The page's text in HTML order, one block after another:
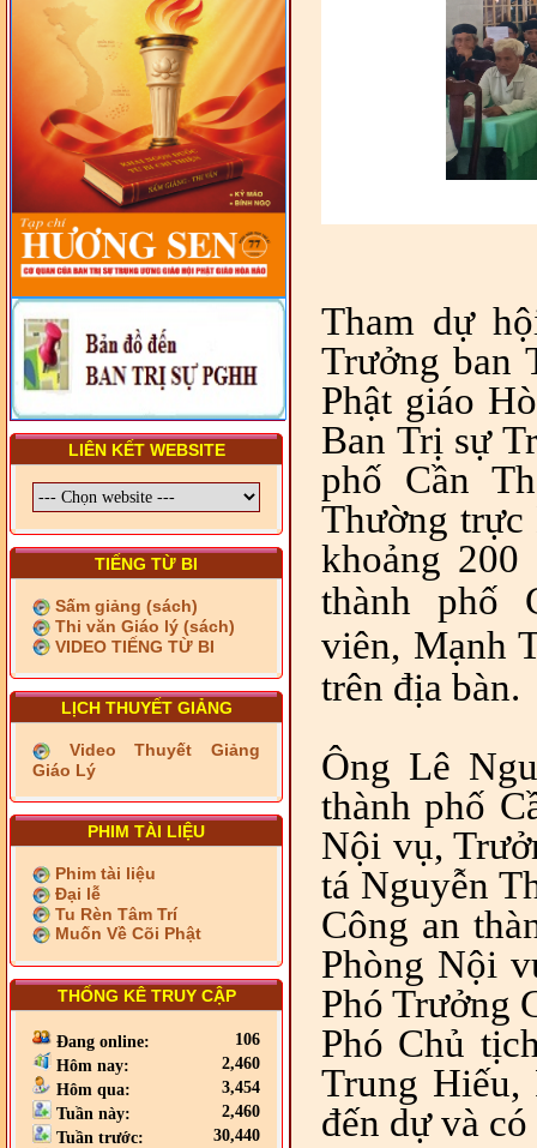
- LỚP TẬP HUẤN LỊCH SỬ,
PHÁP LUẬT VIỆT NAM VÀ
HIẾN CHƯƠNG GIÁO HỘI
PGHH NHIỆM KỲ VI (2024-
2029) CHO TRỊ SỰ VIÊN
TRUNG ƯƠNG, BAN ĐẠI
DIỆN TỈNH VÀ GIÁO LÝ
VIÊN - CHUYÊN ĐỀ: SỰ RA
ĐỜI, BẢN CHẤT, CHỨC
NĂNG VÀ HÌNH THỨC CỦA
NƯỚC CHXHCN VIỆT NAM
LIÊN KẾT WEBSITE
TIẾNG TỪ BI
Sấm giảng (sách)
Thi văn Giáo lý (sách)
VIDEO TIẾNG TỪ BI
LỊCH THUYẾT GIẢNG
Video Thuyết Giảng
Giáo Lý
PHIM TÀI LIỆU
Phim tài liệu
Đại lễ
Tu Rèn Tâm Trí
Muốn Về Cõi Phật
THỐNG KÊ TRUY CẬP
Đang online:
106
Hôm nay:
2,460
Hôm qua:
3,454
Tuần này:
2,460
Tuần trước:
30,440
Tham dự
Trưởng ban
Phật giáo
Ban Trị sự
phố Cần
Thường trực
khoảng
thành phố
viên, Mạnh
trên địa bàn.
Ông Lê
thành phố
Nội vụ,
tá Nguyễn
Công an
Phòng Nội
Phó Trưởng
Phó Chủ
Trung Hiếu,
đến dự và